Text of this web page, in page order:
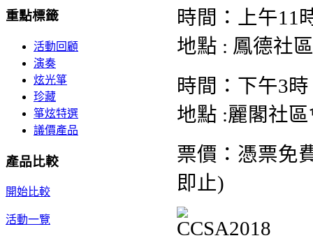
時間：上午11
地點 : 鳳德社
時間：下午3時
地點 :麗閣社
票價：憑票免
即止)
重點標籤
活動回顧
演奏
炫光箏
珍藏
箏炫特選
議價產品
產品比較
開始比較
活動一覽